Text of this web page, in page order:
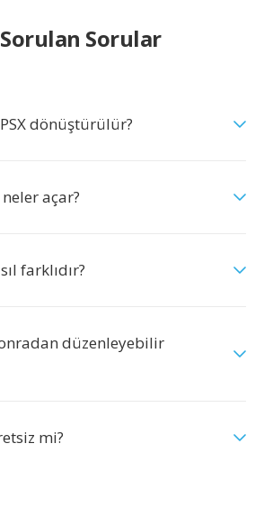
Sorulan Sorular
dönüştürülür?
neler açar?
farklıdır?
düzenleyebilir
mi?